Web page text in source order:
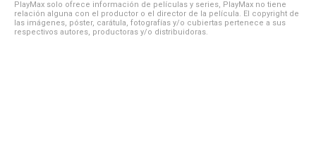
PlayMax solo ofrece información de películas y series, PlayMax no tiene
relación alguna con el productor o el director de la película. El copyright de
las imágenes, póster, carátula, fotografías y/o cubiertas pertenece a sus
respectivos autores, productoras y/o distribuidoras.